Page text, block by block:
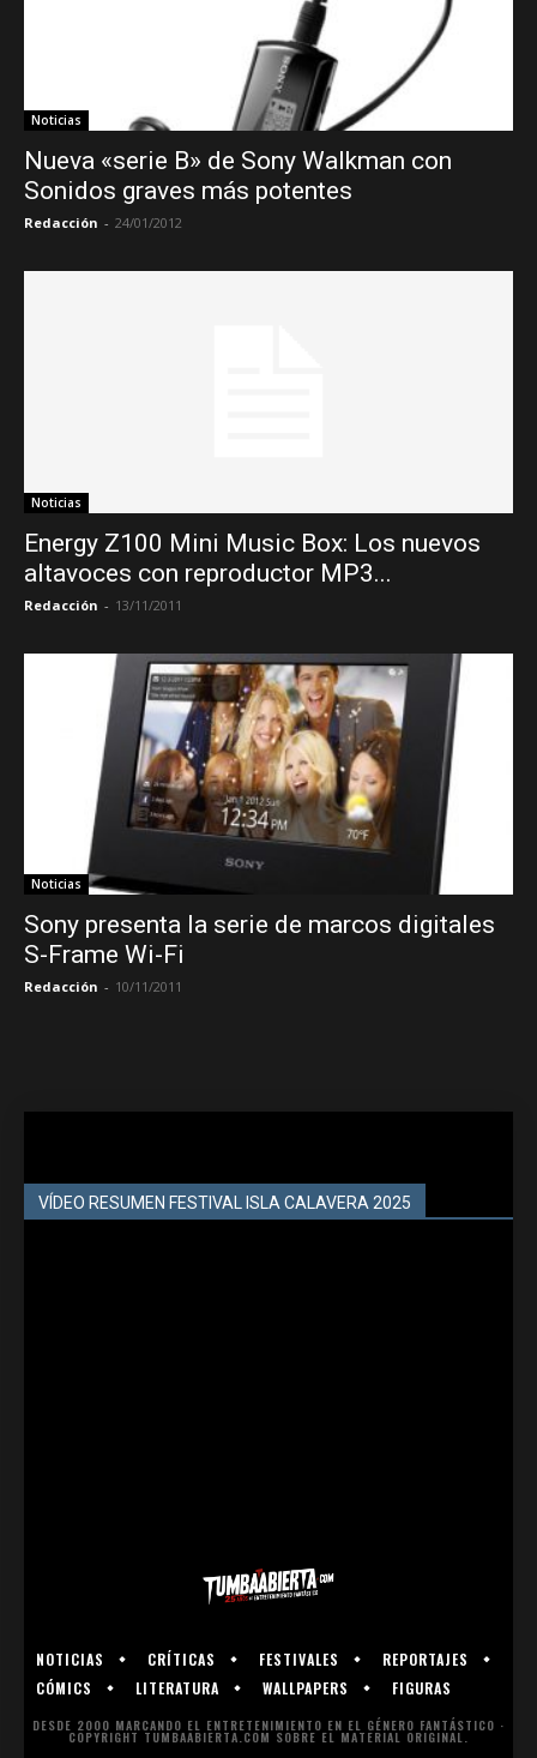
Noticias
Nueva «serie B» de Sony Walkman con
Sonidos graves más potentes
Redacción - 24/01/2012
Noticias
Energy Z100 Mini Music Box: Los nuevos
altavoces con reproductor MP3...
Redacción - 13/11/2011
Noticias
Sony presenta la serie de marcos digitales
S-Frame Wi-Fi
Redacción - 10/11/2011
VÍDEO RESUMEN FESTIVAL ISLA CALAVERA 2025
NOTICIAS CRÍTICAS FESTIVALES
REPORTAJES
CÓMICS
LITERATURA WALLPAPERS FIGURAS
DESDE 2000 MARCANDO EL ENTRETENIMIENTO EN EL GÉNERO FANTÁSTICO ·
COPYRIGHT TUMBAABIERTA.COM SOBRE EL MATERIAL ORIGINAL.